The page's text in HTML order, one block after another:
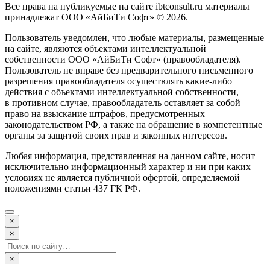
Все права на публикуемые на сайте ibtconsult.ru материалы
принадлежат ООО «АйБиТи Софт» © 2026.
Пользователь уведомлен, что любые материалы, размещенные
на сайте, являются объектами интеллектуальной
собственности ООО «АйБиТи Софт» (правообладателя).
Пользователь не вправе без предварительного письменного
разрешения правообладателя осуществлять какие-либо
действия с объектами интеллектуальной собственности,
в противном случае, правообладатель оставляет за собой
право на взыскание штрафов, предусмотренных
законодательством РФ, а также на обращение в компетентные
органы за защитой своих прав и законных интересов.
Любая информация, представленная на данном сайте, носит
исключительно информационный характер и ни при каких
условиях не является публичной офертой, определяемой
положениями статьи 437 ГК РФ.
×
×
×